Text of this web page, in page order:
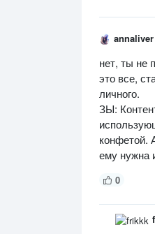
annaliver
нет, ты не
это все,
личного.
ЗЫ:
конфетой.
ему нужна
0